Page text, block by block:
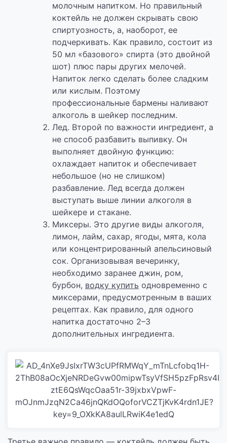
молочным напитком. Но правильный
коктейль не должен скрывать свою
спиртуозность, а, наоборот, ее
подчеркивать. Как правило, состоит из
50 мл «базового» спирта (это двойной
шот) плюс пары других мелочей.
Напиток легко сделать более сладким
или кислым. Поэтому
профессиональные бармены наливают
алкоголь в шейкер последним.
Лед. Второй по важности ингредиент, а
не способ разбавить выпивку. Он
выполняет двойную функцию:
охлаждает напиток и обеспечивает
небольшое (но не слишком)
разбавление. Лед всегда должен
выступать выше линии алкоголя в
шейкере и стакане.
Миксеры. Это другие виды алкоголя,
лимон, лайм, сахар, ягоды, мята, кола
или концентрированный апельсиновый
сок. Организовывая вечеринку,
необходимо заранее джин, ром,
бурбон, водку купить одновременно с
миксерами, предусмотренным в ваших
рецептах. Как правило, для одного
напитка достаточно 2–3
дополнительных ингредиента.